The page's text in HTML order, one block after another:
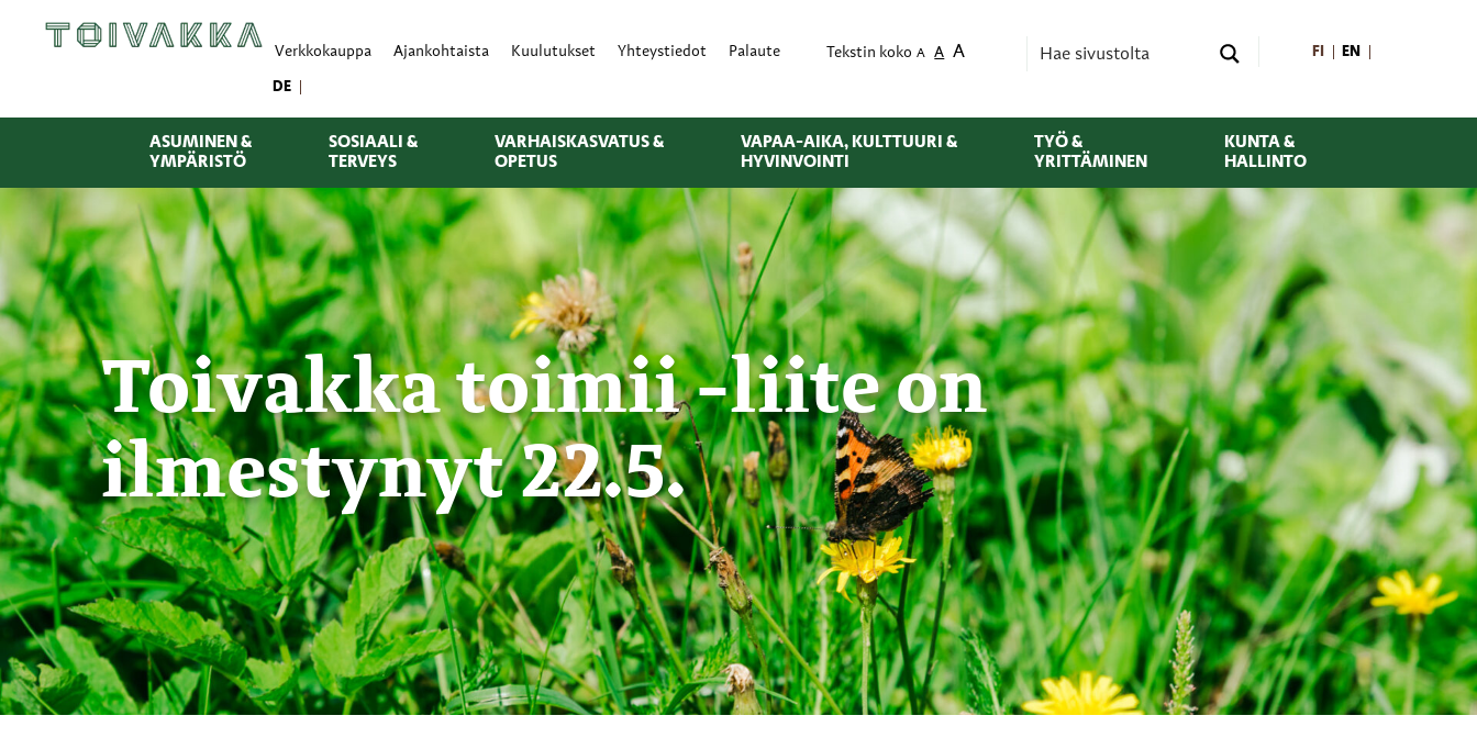
Verkkokauppa Ajankohtaista Kuulutukset Yhteystiedot Palaute Tekstin koko A A A FI EN
DE
ASUMINEN &
YMPÄRISTÖ
SOSIAALI &
TERVEYS
VARHAISKASVATUS &
OPETUS
VAPAA-AIKA, KULTTUURI &
HYVINVOINTI
TYÖ &
YRITTÄMINEN
KUNTA &
HALLINTO
Toivakka toimii -liite on
ilmestynyt 22.5.